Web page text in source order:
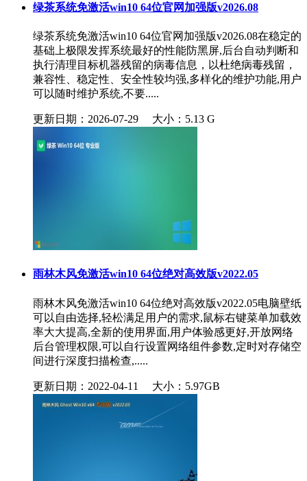
绿茶系统免激活win10 64位官网加强版v2026.08
绿茶系统免激活win10 64位官网加强版v2026.08在稳定的
基础上极限发挥系统最好的性能防黑屏,后台自动判断和
执行清理目标机器残留的病毒信息，以杜绝病毒残留，
兼容性、稳定性、安全性较均强,多样化的维护功能,用户
可以随时维护系统,不要.....
更新日期：2026-07-29 大小：5.13 G
雨林木风免激活win10 64位绝对高效版v2022.05
雨林木风免激活win10 64位绝对高效版v2022.05电脑壁纸
可以自由选择,轻松满足用户的需求,鼠标右键菜单加载效
率大大提高,全新的使用界面,用户体验感更好,开放网络
后台管理权限,可以自行设置网络组件参数,定时对存储空
间进行深度扫描检查,.....
更新日期：2022-04-11 大小：5.97GB